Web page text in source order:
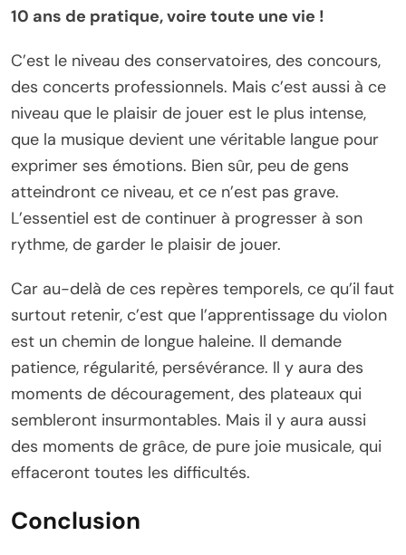
10 ans de pratique, voire toute une vie !
C’est le niveau des conservatoires, des concours,
des concerts professionnels. Mais c’est aussi à ce
niveau que le plaisir de jouer est le plus intense,
que la musique devient une véritable langue pour
exprimer ses émotions. Bien sûr, peu de gens
atteindront ce niveau, et ce n’est pas grave.
L’essentiel est de continuer à progresser à son
rythme, de garder le plaisir de jouer.
Car au-delà de ces repères temporels, ce qu’il faut
surtout retenir, c’est que l’apprentissage du violon
est un chemin de longue haleine. Il demande
patience, régularité, persévérance. Il y aura des
moments de découragement, des plateaux qui
sembleront insurmontables. Mais il y aura aussi
des moments de grâce, de pure joie musicale, qui
effaceront toutes les difficultés.
Conclusion